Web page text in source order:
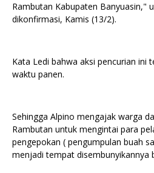
Rambutan Kabupaten Banyuasin,"
dikonfirmasi, Kamis (13/2).
Kata Ledi bahwa aksi pencurian ini
waktu panen.
Sehingga Alpino mengajak warga
Rambutan untuk mengintai para
pengepokan ( pengumpulan buah
menjadi tempat disembunyikannya